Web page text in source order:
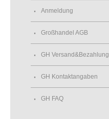
Anmeldung
Großhandel AGB
GH Versand&Bezahlung
GH Kontaktangaben
GH FAQ